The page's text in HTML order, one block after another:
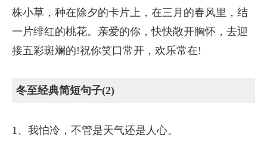
株小草，种在除夕的卡片上，在三月的春风里，结
一片绯红的桃花。亲爱的你，快快敞开胸怀，去迎
接五彩斑斓的!祝你笑口常开，欢乐常在!
冬至经典简短句子(2)
1、我怕冷，不管是天气还是人心。